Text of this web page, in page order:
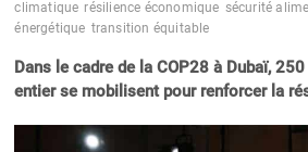
climatique résilience économique sécurité
énergétique transition équitable
Dans le cadre de la COP28 à Dubaï,
entier se mobilisent pour renforcer la